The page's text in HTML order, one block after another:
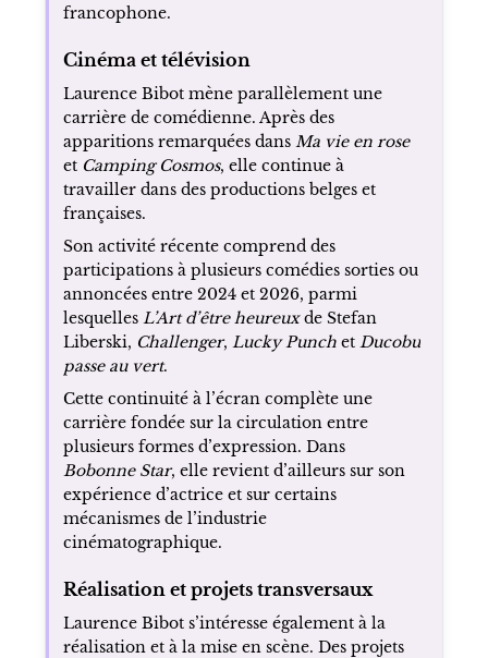
francophone.
Cinéma et télévision
Laurence Bibot mène parallèlement une
carrière de comédienne. Après des
apparitions remarquées dans Ma vie en rose
et Camping Cosmos, elle continue à
travailler dans des productions belges et
françaises.
Son activité récente comprend des
participations à plusieurs comédies sorties ou
annoncées entre 2024 et 2026, parmi
lesquelles L’Art d’être heureuxde Stefan
Liberski, Challenger, Lucky Punchet Ducobu
passe au vert.
Cette continuité à l’écran complète une
carrière fondée sur la circulation entre
plusieurs formes d’expression. Dans
Bobonne Star, elle revient d’ailleurs sur son
expérience d’actrice et sur certains
mécanismes de l’industrie
cinématographique.
Réalisation et projets transversaux
Laurence Bibot s’intéresse également à la
réalisation et à la mise en scène. Des projets